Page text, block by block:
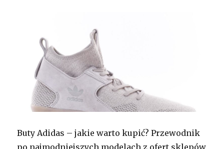
Buty Adidas – jakie warto kupić? Przewodnik